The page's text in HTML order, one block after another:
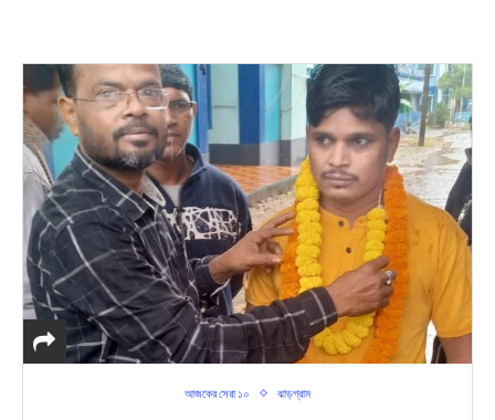
আজকের সেরা ১০ ঝাড়গ্রাম